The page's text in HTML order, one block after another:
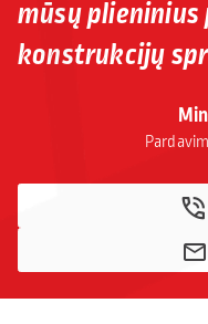
mūsų
konstrukcijų